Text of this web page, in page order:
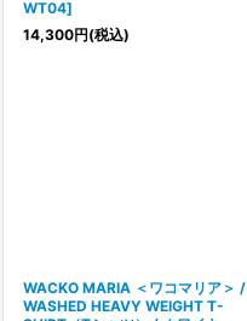
WT04]
14,300円(税込)
WACKO MARIA ＜ワコマリア＞ /
WASHED HEAVY WEIGHT T-